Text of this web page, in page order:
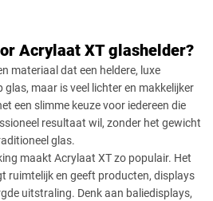
Acrylaat XT glashelder?
materiaal dat een heldere, luxe
maar is veel lichter en makkelijker
een slimme keuze voor iedereen die
resultaat wil, zonder het gewicht
glas.
maakt Acrylaat XT zo populair. Het
ruimtelijk en geeft producten, displays
uitstraling. Denk aan baliedisplays,